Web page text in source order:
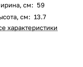
см: 59
см: 13.7
характеристики